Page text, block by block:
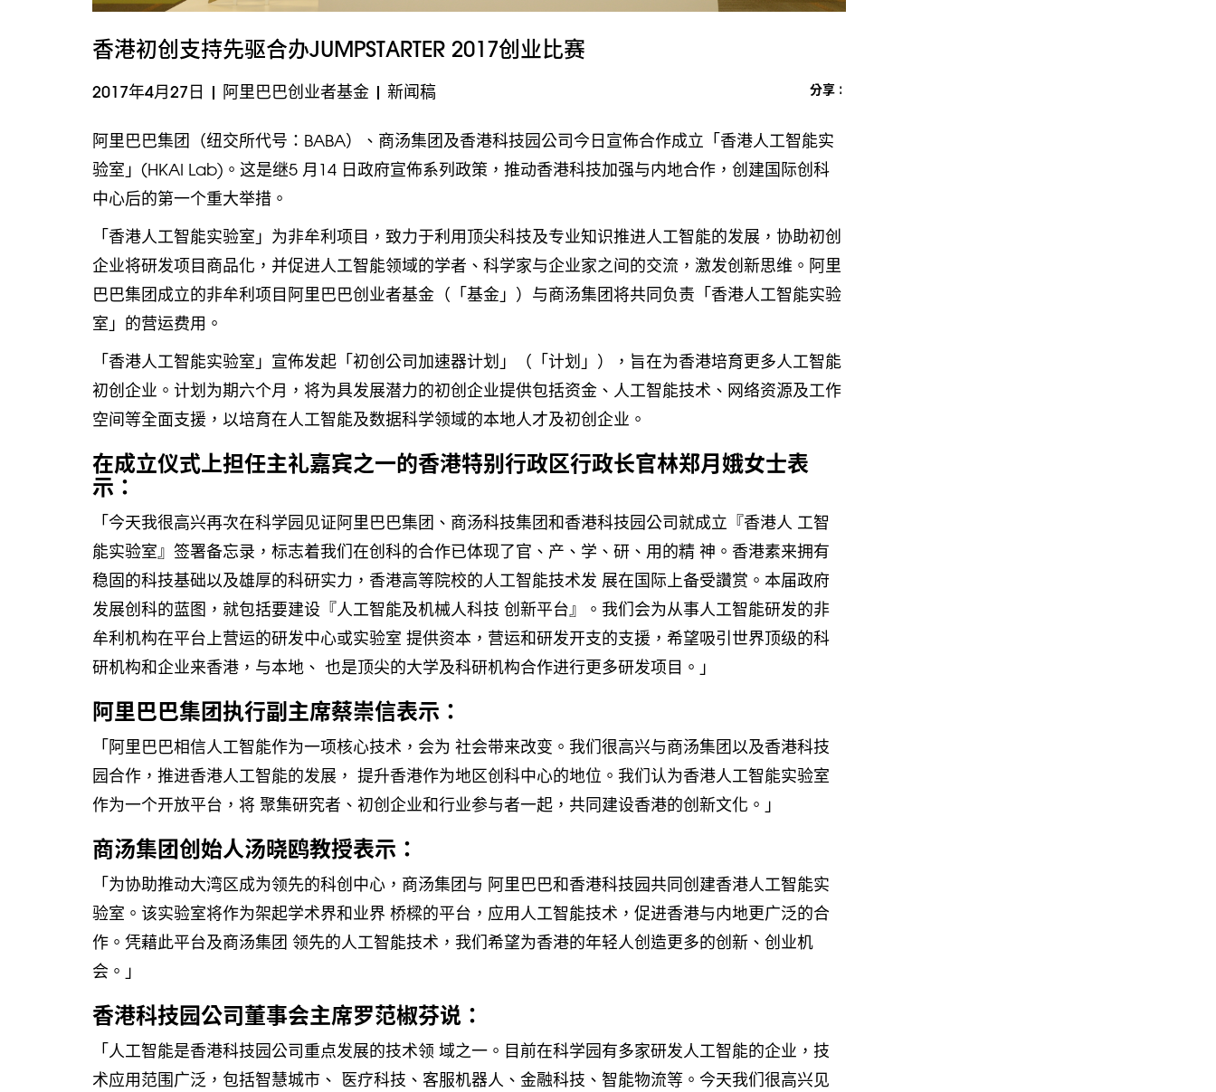
香港初创支持先驱合办JUMPSTARTER 2017创业比赛
2017年4月27日 | 阿里巴巴创业者基金 | 新闻稿 分享 :
阿里巴巴集团（纽交所代号：BABA）、商汤集团及香港科技园公司今日宣佈合作成立「香港人工智能实
验室」(HKAI Lab)。这是继5 月14 日政府宣佈系列政策，推动香港科技加强与内地合作，创建国际创科
中心后的第一个重大举措。
「香港人工智能实验室」为非牟利项目，致力于利用顶尖科技及专业知识推进人工智能的发展，协助初创
企业将研发项目商品化，并促进人工智能领域的学者、科学家与企业家之间的交流，激发创新思维。阿里
巴巴集团成立的非牟利项目阿里巴巴创业者基金（「基金」）与商汤集团将共同负责「香港人工智能实验
室」的营运费用。
「香港人工智能实验室」宣佈发起「初创公司加速器计划」（「计划」），旨在为香港培育更多人工智能
初创企业。计划为期六个月，将为具发展潜力的初创企业提供包括资金、人工智能技术、网络资源及工作
空间等全面支援，以培育在人工智能及数据科学领域的本地人才及初创企业。
在成立仪式上担任主礼嘉宾之一的香港特别行政区行政长官林郑月娥女士表
示：
「今天我很高兴再次在科学园见证阿里巴巴集团、商汤科技集团和香港科技园公司就成立『香港人 工智
能实验室』签署备忘录，标志着我们在创科的合作已体现了官、产、学、研、用的精 神。香港素来拥有
稳固的科技基础以及雄厚的科研实力，香港高等院校的人工智能技术发 展在国际上备受讚赏。本届政府
发展创科的蓝图，就包括要建设『人工智能及机械人科技 创新平台』。我们会为从事人工智能研发的非
牟利机构在平台上营运的研发中心或实验室 提供资本，营运和研发开支的支援，希望吸引世界顶级的科
研机构和企业来香港，与本地、 也是顶尖的大学及科研机构合作进行更多研发项目。」
阿里巴巴集团执行副主席蔡崇信表示：
「阿里巴巴相信人工智能作为一项核心技术，会为 社会带来改变。我们很高兴与商汤集团以及香港科技
园合作，推进香港人工智能的发展， 提升香港作为地区创科中心的地位。我们认为香港人工智能实验室
作为一个开放平台，将 聚集研究者、初创企业和行业参与者一起，共同建设香港的创新文化。」
商汤集团创始人汤晓鸥教授表示：
「为协助推动大湾区成为领先的科创中心，商汤集团与 阿里巴巴和香港科技园共同创建香港人工智能实
验室。该实验室将作为架起学术界和业界 桥樑的平台，应用人工智能技术，促进香港与内地更广泛的合
作。凭藉此平台及商汤集团 领先的人工智能技术，我们希望为香港的年轻人创造更多的创新、创业机
会。」
香港科技园公司董事会主席罗范椒芬说：
「人工智能是香港科技园公司重点发展的技术领 域之一。目前在科学园有多家研发人工智能的企业，技
术应用范围广泛，包括智慧城市、 医疗科技、客服机器人、金融科技、智能物流等。今天我们很高兴见